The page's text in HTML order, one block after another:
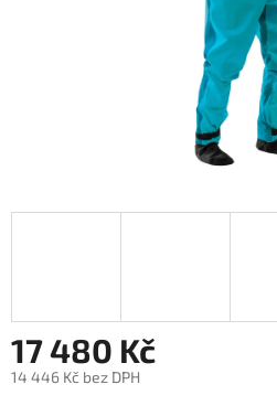
17 480 Kč
14 446 Kč bez DPH